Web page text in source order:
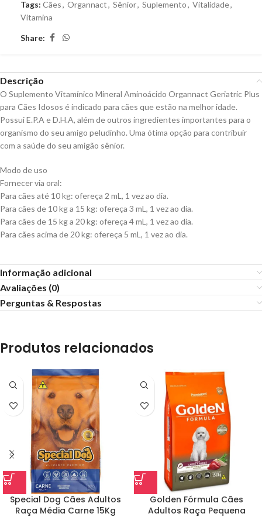
Tags: Cães, Organnact, Sênior, Suplemento, Vitalidade,
Vitamina
Share:
Descrição
O Suplemento Vitamínico Mineral Aminoácido Organnact Geriatric Plus
para Cães Idosos é indicado para cães que estão na melhor idade.
Possui E.P.A e D.H.A, além de outros ingredientes importantes para o
organismo do seu amigo peludinho. Uma ótima opção para contribuir
com a saúde do seu amigão sênior.
Modo de uso
Fornecer via oral:
Para cães até 10 kg: ofereça 2 mL, 1 vez ao dia.
Para cães de 10 kg a 15 kg: ofereça 3 mL, 1 vez ao dia.
Para cães de 15 kg a 20 kg: ofereça 4 mL, 1 vez ao dia.
Para cães acima de 20 kg: ofereça 5 mL, 1 vez ao dia.
Informação adicional
Avaliações (0)
Perguntas & Respostas
Produtos relacionados
Special Dog Cães Adultos
Raça Média Carne 15Kg
Golden Fórmula Cães
Adultos Raça Pequena